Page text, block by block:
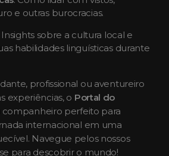
e outras burocracias.
Insights sobre a cultura local e
habilidades linguísticas durante
profissional ou aventureiro
experiências, o Portal do
perfeito para
internacional em uma
Navegue pelos nossos
para descobrir o mundo!